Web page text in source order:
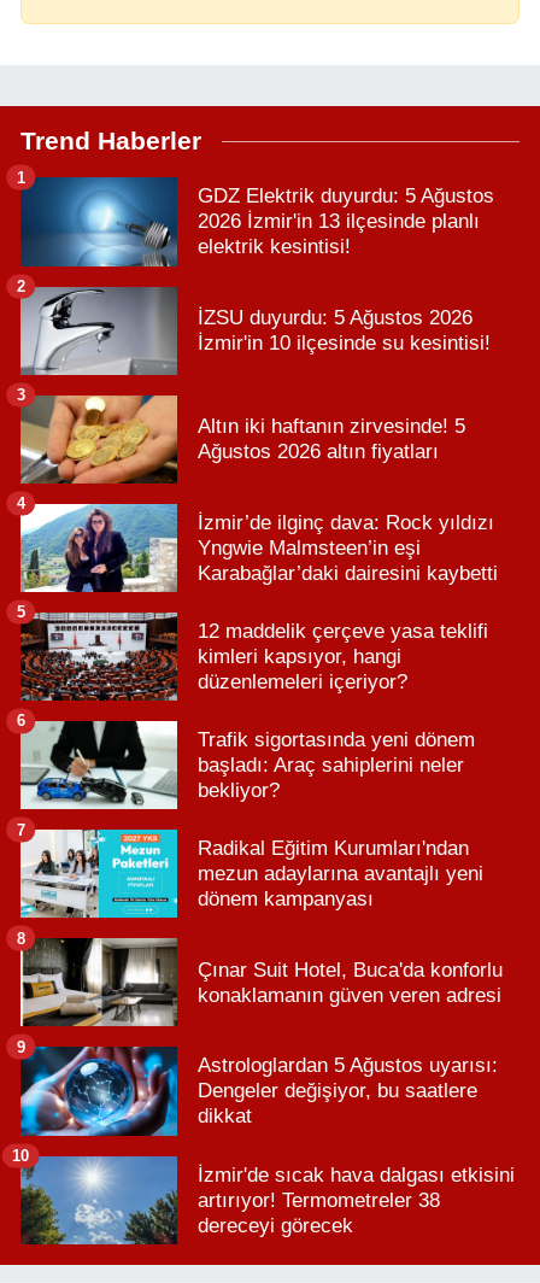
Trend Haberler
GDZ Elektrik duyurdu: 5 Ağustos
2026 İzmir'in 13 ilçesinde planlı
elektrik kesintisi!
1
İZSU duyurdu: 5 Ağustos 2026
İzmir'in 10 ilçesinde su kesintisi!
2
Altın iki haftanın zirvesinde! 5
Ağustos 2026 altın fiyatları
3
İzmir’de ilginç dava: Rock yıldızı
Yngwie Malmsteen’in eşi
Karabağlar’daki dairesini kaybetti
4
12 maddelik çerçeve yasa teklifi
kimleri kapsıyor, hangi
düzenlemeleri içeriyor?
5
Trafik sigortasında yeni dönem
başladı: Araç sahiplerini neler
bekliyor?
6
Radikal Eğitim Kurumları'ndan
mezun adaylarına avantajlı yeni
dönem kampanyası
7
Çınar Suit Hotel, Buca'da konforlu
konaklamanın güven veren adresi
8
Astrologlardan 5 Ağustos uyarısı:
Dengeler değişiyor, bu saatlere
dikkat
9
İzmir'de sıcak hava dalgası etkisini
artırıyor! Termometreler 38
dereceyi görecek
10